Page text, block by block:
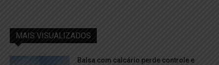
MAIS VISUALIZADOS
Balsa com calcário perde controle e